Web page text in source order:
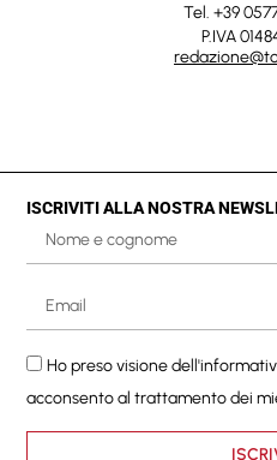
Tel. +39
P.IVA
ISCRIVITI ALLA NOSTRA
Ho preso visione
acconsento al trattamento dei